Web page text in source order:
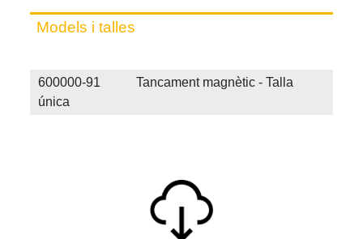
Models i talles
600000-91 Tancament magnètic - Talla
única